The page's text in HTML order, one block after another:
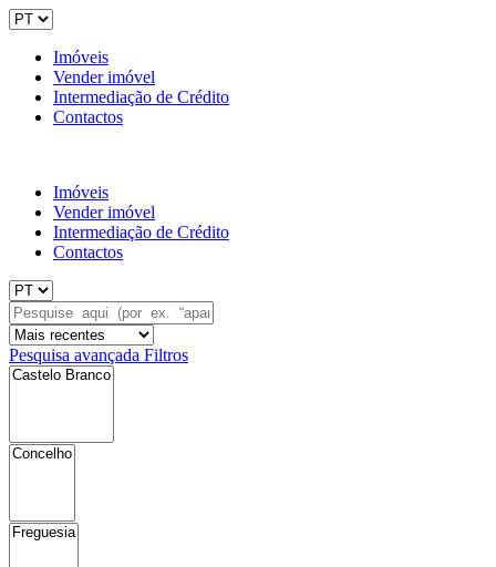
Imóveis
Vender imóvel
Intermediação de Crédito
Contactos
Imóveis
Vender imóvel
Intermediação de Crédito
Contactos
Pesquisa avançada Filtros